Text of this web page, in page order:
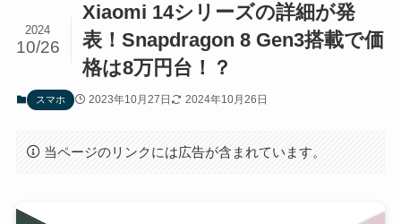
Xiaomi 14シリーズの詳細が発
表！Snapdragon 8 Gen3搭載で価
格は8万円台！？
2024
10/26
スマホ 2023年10月27日 2024年10月26日
当ページのリンクには広告が含まれています。